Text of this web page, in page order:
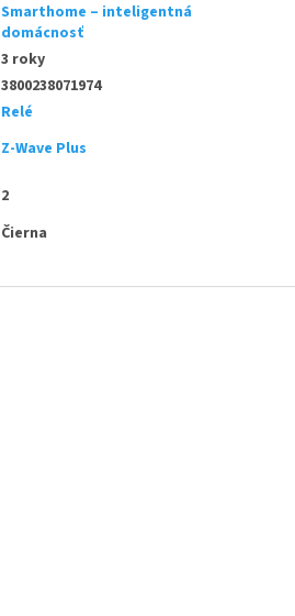
Smarthome – inteligentná
domácnosť
3 roky
3800238071974
Relé
Z-Wave Plus
2
Čierna